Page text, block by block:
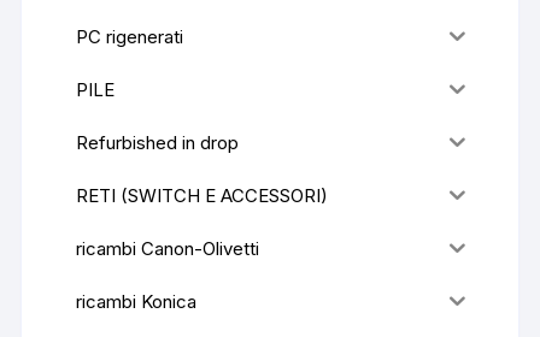
PC rigenerati
PILE
Refurbished in drop
RETI (SWITCH E ACCESSORI)
ricambi Canon-Olivetti
ricambi Konica